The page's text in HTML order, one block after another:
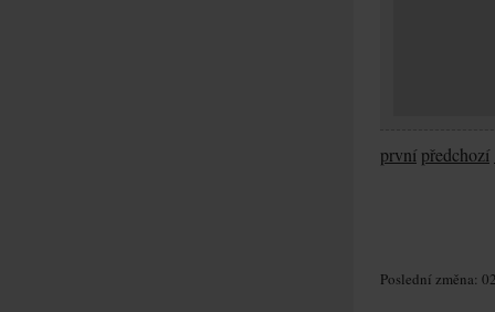
první předchozí
Poslední změna: